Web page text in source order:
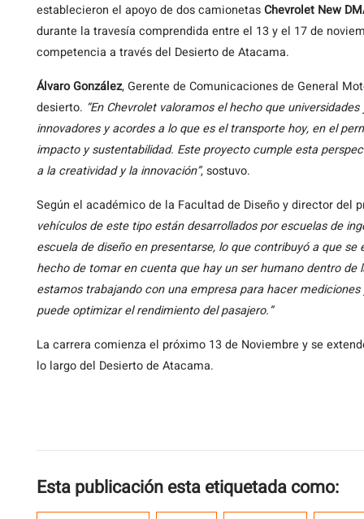
establecieron el apoyo de dos camionetasChevrolet New
durante la travesía comprendida entre el 13 y el 17 de
competencia a través del Desierto de Atacama.
Álvaro González, Gerente de Comunicaciones de General
desierto. “En Chevrolet valoramos el hecho que
innovadores y acordes a lo que es el transporte hoy, en el
impacto y sustentabilidad. Este proyecto cumple esta
a la creatividad y la innovación”, sostuvo.
Según el académico de la Facultad de Diseño y director del
vehículos de este tipo están desarrollados por escuelas de
escuela de diseño en presentarse, lo que contribuyó a que
hecho de tomar en cuenta que hay un ser humano dentro
estamos trabajando con una empresa para hacer
puede optimizar el rendimiento del pasajero.”
La carrera comienza el próximo 13 de Noviembre y se
lo largo del Desierto de Atacama.
Esta publicación esta etiquetada como: